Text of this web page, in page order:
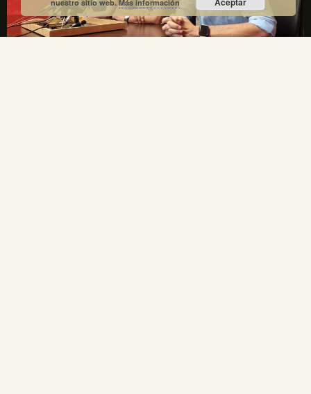
nuestro sitio web.Más información